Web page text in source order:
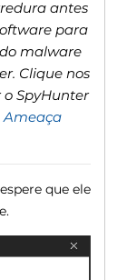
antes
para
malware
Clique nos
SpyHunter
Ameaça
que ele